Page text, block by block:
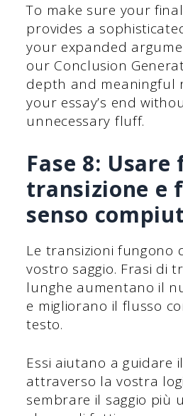
To make sure your
provides a
your expanded
our Conclusion
depth and meaningful
your essay’s end
unnecessary fluff.
Fase 8:
transizione e
senso
Le transizioni fungono
vostro saggio. Frasi di
lunghe aumentano il
e migliorano il flusso
testo.
Essi aiutano a guidare
attraverso la vostra
sembrare il saggio più